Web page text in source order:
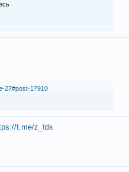
27#post-17910
t.me/z_tds